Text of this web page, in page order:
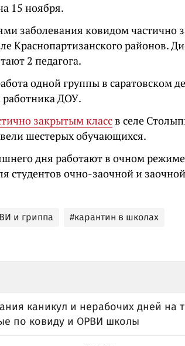
15 ноября.
заболевания ковидом частично
Краснопартизанского районов.
2 педагога.
одной группы в саратовском
работника ДОУ.
закрытым классв селе
шестерых обучающихся.
дня работают в очном
студентов очно-заочной и
и гриппа
#карантин в школах
каникул и нерабочих дней на
по ковиду и ОРВИ школы